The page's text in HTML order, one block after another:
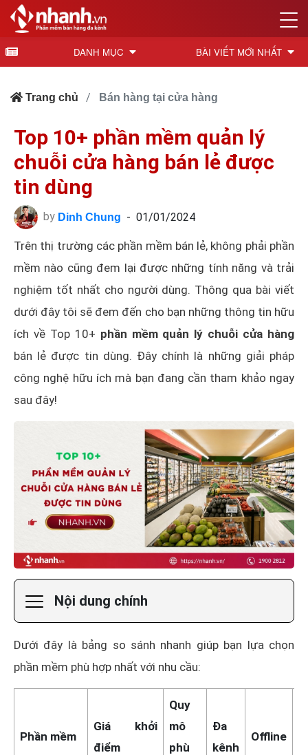
DANH MỤC BÀI VIẾT MỚI NHẤT
Trang chủ Bán hàng tại cửa hàng
Top 10+ phần mềm quản lý
chuỗi cửa hàng bán lẻ được
tin dùng
by Dinh Chung - 01/01/2024
Trên thị trường các phần mềm bán lẻ, không phải phần
mềm nào cũng đem lại được những tính năng và trải
nghiệm tốt nhất cho người dùng. Thông qua bài viết
dưới đây tôi sẽ đem đến cho bạn những thông tin hữu
ích về Top 10+ phần mềm quản lý chuỗi cửa hàng
bán lẻ được tin dùng. Đây chính là những giải pháp
công nghệ hữu ích mà bạn đang cần tham khảo ngay
sau đây!
Nội dung chính
Dưới đây là bảng so sánh nhanh giúp bạn lựa chọn
phần mềm phù hợp nhất với nhu cầu:
Phần mềm
Giá khởi
điểm
Quy
mô
phù
Đa
kênh
Offline